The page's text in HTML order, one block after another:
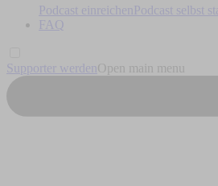
Podcast einreichen
Podcast selbst
FAQ
Supporter werden Open main menu